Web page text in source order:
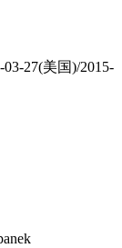
27(美国)/2015-